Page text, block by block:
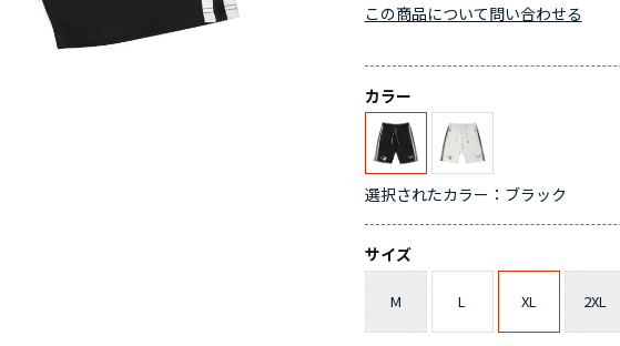
カラー
選択されたカラー：ブラック
サイズ
M L XL 2XL
この商品について問い合わせる